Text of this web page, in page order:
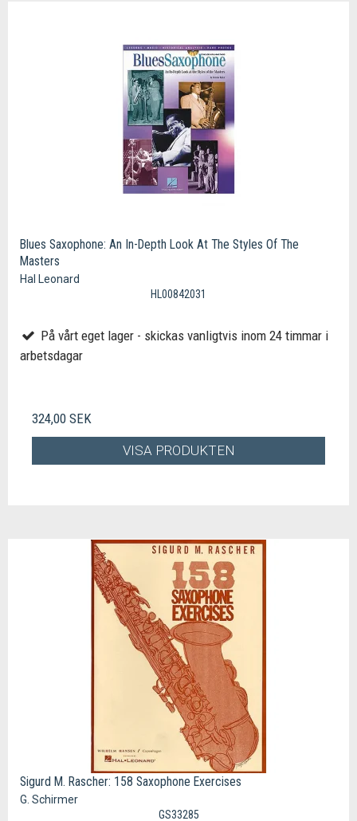
Blues Saxophone: An In-Depth Look At The Styles Of The
Masters
Hal Leonard
HL00842031
På vårt eget lager - skickas vanligtvis inom 24 timmar i
arbetsdagar
324,00 SEK
VISA PRODUKTEN
Sigurd M. Rascher: 158 Saxophone Exercises
G. Schirmer
GS33285